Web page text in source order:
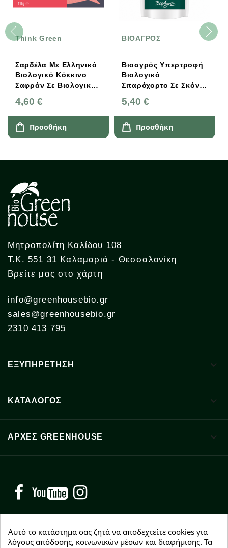
Think Green
Σαρδέλα Με Eλληνικό
Βιολογικό Κόκκινο
Σαφράν Σε Βιολογικό
Ελληνικό Ελαιόλαδο
230gr Th!nkgreen
4,60 €
Προσθήκη
ΒΙΟΑΓΡΟΣ
Βιοαγρός Υπερτροφή
Βιολογικό
Σιταρόχορτο Σε Σκόνη
5,40 €
Προσθήκη
Μητροπολίτη Καλίδου 108
Τ.Κ. 551 31 Καλαμαριά - Θεσσαλονίκη
Βρείτε μας στο χάρτη
info@greenhousebio.gr
sales@greenhousebio.gr
2310 413 795
ΕΞΥΠΗΡΕΤΗΣΗ 
ΚΑΤΑΛΟΓΟΣ 
ΑΡΧΈΣ GREENHOUSE 
Facebook YouTube
Αυτό το κατάστημα σας ζητά να αποδεχτείτε cookies για
λόγους απόδοσης, κοινωνικών μέσων και διαφήμισης. Τα